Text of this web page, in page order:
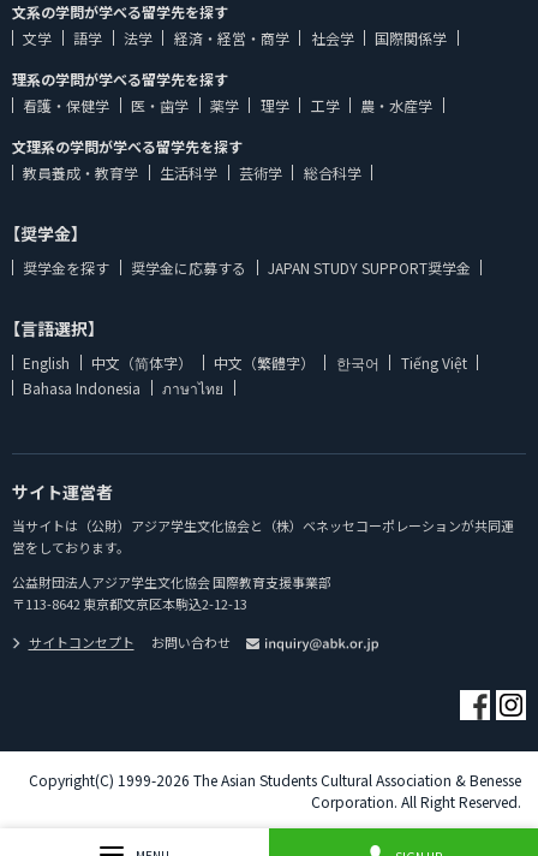
文系の学問が学べる留学先を探す
文学
語学 法学 経済・経営・商学 社会学
国際関係学
理系の学問が学べる留学先を探す
看護・保健学
医・歯学 薬学 理学 工学
農・水産学
文理系の学問が学べる留学先を探す
教員養成・教育学
生活科学 芸術学 総合科学
【奨学金】
奨学金を探す 奨学金に応募する JAPAN STUDY SUPPORT奨学金
【言語選択】
English 中文（简体字） 中文（繁體字） 한국어
Tiếng Việt
Bahasa Indonesia
ภาษาไทย
サイト運営者
当サイトは（公財）アジア学生文化協会と（株）ベネッセコーポレーションが共同運
営をしております。
公益財団法人アジア学生文化協会 国際教育支援事業部
〒113-8642 東京都文京区本駒込2-12-13
サイトコンセプト
お問い合わせ
Copyright(C) 1999-2026 The Asian Students Cultural Association & Benesse
Corporation. All Right Reserved.